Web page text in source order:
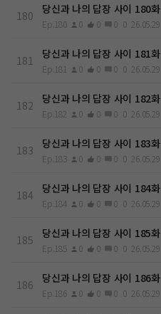
180 당신과 나의 답장 사이 180화
Ep.180 0 0 0 0 26.05.29
181 당신과 나의 답장 사이 181화
Ep.181 0 0 0 0 26.05.29
182 당신과 나의 답장 사이 182화
Ep.182 0 0 0 0 26.05.29
183 당신과 나의 답장 사이 183화
Ep.183 0 0 0 0 26.05.29
184 당신과 나의 답장 사이 184화
Ep.184 0 0 0 0 26.05.29
185 당신과 나의 답장 사이 185화
Ep.185 0 0 0 0 26.05.29
186 당신과 나의 답장 사이 186화
Ep.186 0 0 0 0 26.05.29